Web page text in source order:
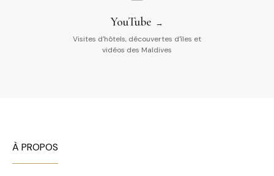
YouTube
Visites d'hôtels, découvertes d'îles et
vidéos des Maldives
À PROPOS